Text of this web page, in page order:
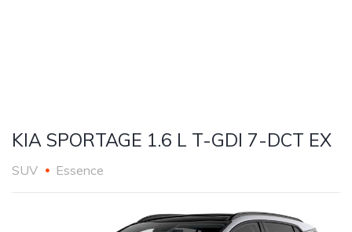
KIA SPORTAGE 1.6 L T-GDI 7-DCT EX
SUV Essence